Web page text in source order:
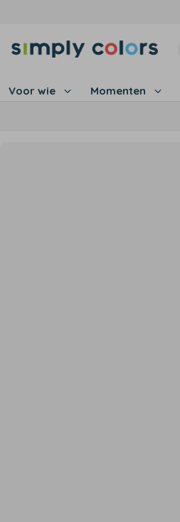
Voor wie Momenten